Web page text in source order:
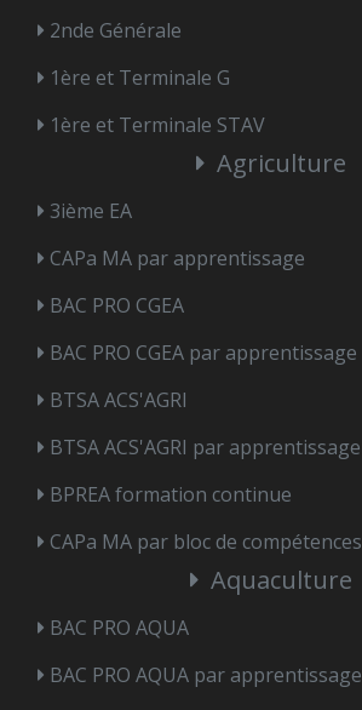
2nde Générale
1ère et Terminale G
1ère et Terminale STAV
Agriculture
3ième EA
CAPa MA par apprentissage
BAC PRO CGEA
BAC PRO CGEA par apprentissage
BTSA ACS'AGRI
BTSA ACS'AGRI par apprentissage
BPREA formation continue
CAPa MA par bloc de compétences
Aquaculture
BAC PRO AQUA
BAC PRO AQUA par apprentissage